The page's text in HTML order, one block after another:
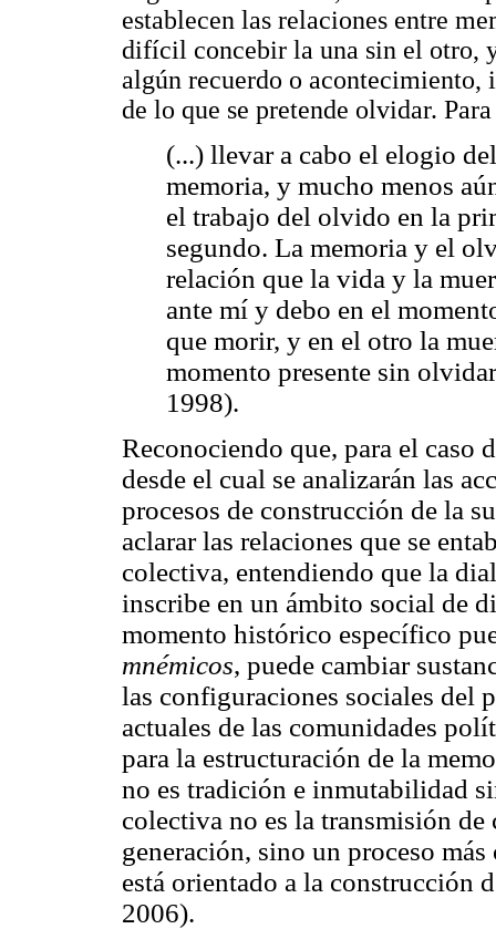
establecen las relaciones entre
difícil concebir la una sin el otro,
algún recuerdo o acontecimiento,
de lo que se pretende olvidar.
(...) llevar a cabo el elogio
memoria, y mucho menos
el trabajo del olvido en la
segundo. La memoria y el
relación que la vida y la
ante mí y debo en el
que morir, y en el otro la
momento presente sin
1998).
Reconociendo que, para el caso
desde el cual se analizarán las
procesos de construcción de la
aclarar las relaciones que se
colectiva, entendiendo que la
inscribe en un ámbito social de
momento histórico específico
mnémicos, puede cambiar
las configuraciones sociales del
actuales de las comunidades
para la estructuración de la
no es tradición e inmutabilidad
colectiva no es la transmisión
generación, sino un proceso
está orientado a la construcción
2006).